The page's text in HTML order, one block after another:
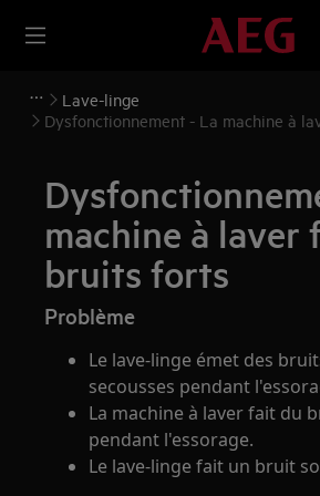
Lave-linge
Dysfonctionnement - La machine à
machine à laver
bruits forts
Problème
Le lave-linge émet des
secousses pendant
La machine à laver fait du
pendant l'essorage.
Le lave-linge fait un bruit